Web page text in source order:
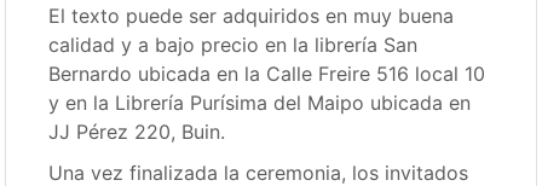
El texto puede ser adquiridos en muy buena
calidad y a bajo precio en la librería San
Bernardo ubicada en la Calle Freire 516 local 10
y en la Librería Purísima del Maipo ubicada en
JJ Pérez 220, Buin.
Una vez finalizada la ceremonia, los invitados